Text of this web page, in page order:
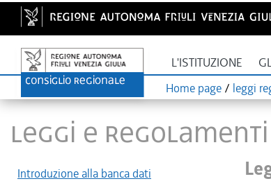
L'ISTITUZIONE
Home page / leggi
LEGGI E REGOLAMENTI
Introduzione alla banca dati